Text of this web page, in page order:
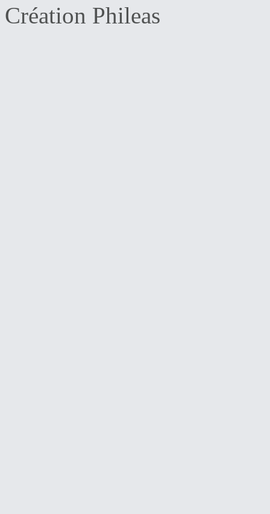
Création Phileas